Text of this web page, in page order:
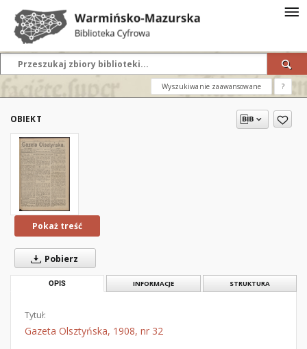
Wyszukiwanie zaawansowane ?
OBIEKT
Pokaż treść
Pobierz
OPIS INFORMACJE STRUKTURA
Tytuł:
Gazeta Olsztyńska, 1908, nr 32